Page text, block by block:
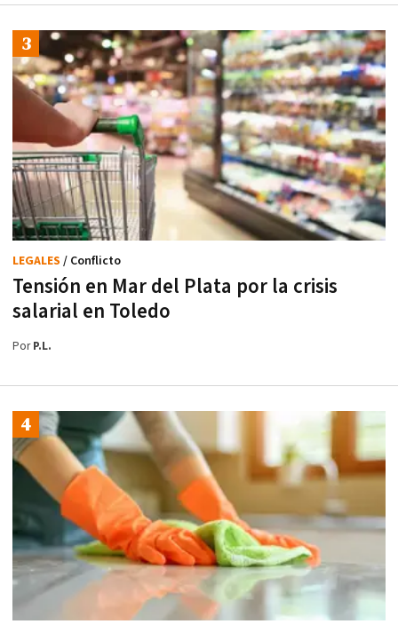
Tensión en Mar del Plata por la crisis
salarial en Toledo
LEGALES / Conflicto
PorP.L.